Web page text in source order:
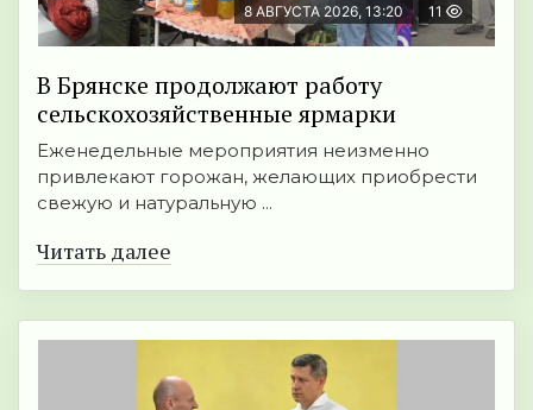
8 АВГУСТА 2026, 13:20 11
В Брянске продолжают работу
сельскохозяйственные ярмарки
Еженедельные мероприятия неизменно
привлекают горожан, желающих приобрести
свежую и натуральную ...
Читать далее